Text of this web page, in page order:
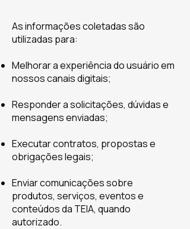
As informações coletadas são
utilizadas para:
Melhorar a experiência do usuário em
nossos canais digitais;
Responder a solicitações, dúvidas e
mensagens enviadas;
Executar contratos, propostas e
obrigações legais;
Enviar comunicações sobre
produtos, serviços, eventos e
conteúdos da TEIA, quando
autorizado.